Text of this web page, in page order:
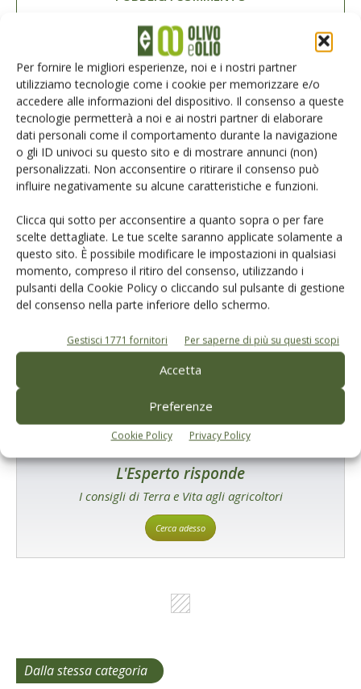
Per fornire le migliori esperienze, noi e i nostri partner
utilizziamo tecnologie come i cookie per memorizzare e/o
accedere alle informazioni del dispositivo. Il consenso a queste
tecnologie permetterà a noi e ai nostri partner di elaborare
dati personali come il comportamento durante la navigazione
o gli ID univoci su questo sito e di mostrare annunci (non)
personalizzati. Non acconsentire o ritirare il consenso può
influire negativamente su alcune caratteristiche e funzioni.
Clicca qui sotto per acconsentire a quanto sopra o per fare
scelte dettagliate. Le tue scelte saranno applicate solamente a
questo sito. È possibile modificare le impostazioni in qualsiasi
momento, compreso il ritiro del consenso, utilizzando i
pulsanti della Cookie Policy o cliccando sul pulsante di gestione
del consenso nella parte inferiore dello schermo.
Gestisci 1771 fornitori Per saperne di più su questi scopi
Accetta
Preferenze
Cookie Policy Privacy Policy
E-magazine
Tecniche, prodotti e servizi dalle aziende
Catalogo Aziende e Prodotti
Un modo semplice per cercare un'azienda o un
prodotto!
Cerca adesso
L'Esperto risponde
I consigli di Terra e Vita agli agricoltori
Cerca adesso
Dalla stessa categoria